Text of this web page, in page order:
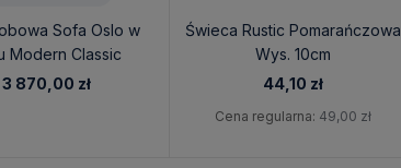
Sofa Oslo w
Modern Classic
- Sofa
3 870,00 zł
Świeca Rustic Pomarańczowa
Wys. 10cm
44,10 zł
Cena regularna: 49,00 zł